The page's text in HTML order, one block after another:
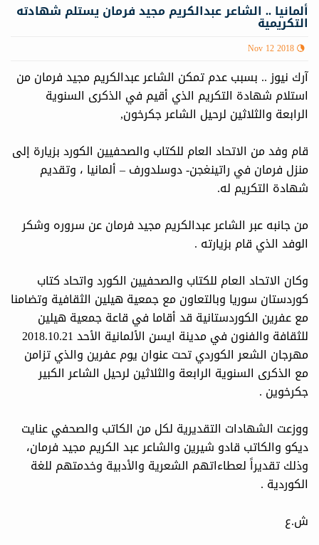
ألمانيا .. الشاعر عبدالكريم مجيد فرمان يستلم شهادته
التكريمية
Nov 12 2018
آرك نيوز .. بسبب عدم تمكن الشاعر عبدالكريم مجيد فرمان من
استلام شهادة التكريم الذي أقيم في الذكرى السنوية
الرابعة والثلاثين لرحيل الشاعر جكرخون,
قام وفد من الاتحاد العام للكتاب والصحفيين الكورد بزيارة إلى
منزل فرمان في راتينغجن- دوسلدورف – ألمانيا ، وتقديم
شهادة التكريم له.
من جانبه عبر الشاعر عبدالكريم مجيد فرمان عن سروره وشكر
الوفد الذي قام بزيارته .
وكان الاتحاد العام للكتاب والصحفيين الكورد واتحاد كتاب
كوردستان سوريا وبالتعاون مع جمعية هيلين الثقافية وتضامنا
مع عفرين الكوردستانية قد أقاما في قاعة جمعية هيلين
للثقافة والفنون في مدينة ايسن الألمانية الأحد 2018.10.21
مهرجان الشعر الكوردي تحت عنوان يوم عفرين والذي تزامن
مع الذكرى السنوية الرابعة والثلاثين لرحيل الشاعر الكبير
جكرخوين .
ووزعت الشهادات التقديرية لكل من الكاتب والصحفي عنايت
ديكو والكاتب قادو شيرين والشاعر عبد الكريم مجيد فرمان،
وذلك تقديراً لعطاءاتهم الشعرية والأدبية وخدمتهم للغة
الكوردية .
ش.ع